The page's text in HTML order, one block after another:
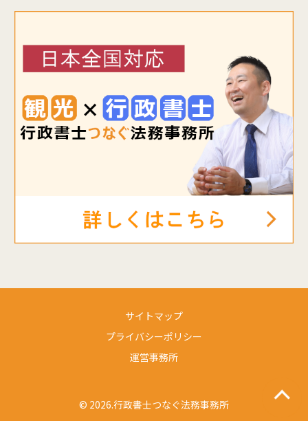
サイトマップ
プライバシーポリシー
運営事務所
© 2026.行政書士つなぐ法務事務所